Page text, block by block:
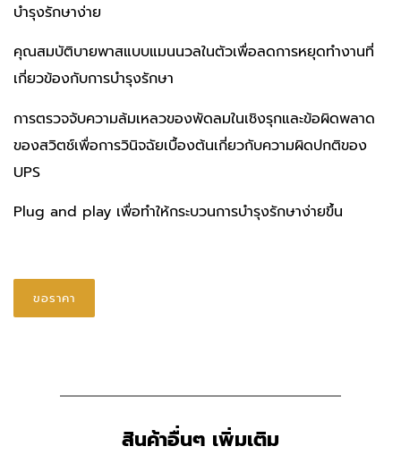
บำรุงรักษาง่าย
คุณสมบัติบายพาสแบบแมนนวลในตัวเพื่อลดการหยุดทำงานที่
เกี่ยวข้องกับการบำรุงรักษา
การตรวจจับความล้มเหลวของพัดลมในเชิงรุกและข้อผิดพลาด
ของสวิตช์เพื่อการวินิจฉัยเบื้องต้นเกี่ยวกับความผิดปกติของ
UPS
Plug and play เพื่อทำให้กระบวนการบำรุงรักษาง่ายขึ้น
ขอราคา
สินค้าอื่นๆ เพิ่มเติม